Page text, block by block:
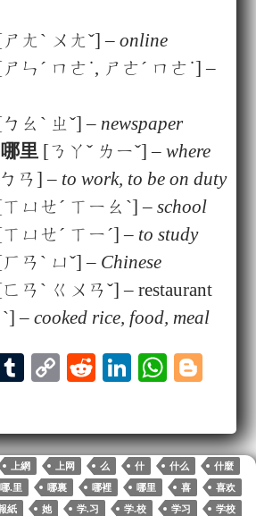
ㄤˋ ㄨㄤˇ] –online
ㄣˊ ㄇㄜ˙, ㄕㄜˊ ㄇㄜ˙] –
ㄠˋ ㄓˇ] –newspaper
里 [ㄋㄚˇ ㄌㄧˇ] –where
ㄢ] – to work, to be on duty
ㄩㄝˊ ㄒㄧㄠˋ] –school
ㄒㄩㄝˊ ㄒㄧˊ] – to study
ㄢˋ ㄩˇ] – Chinese
ㄢˋ ㄍㄨㄢˇ] – restaurant
– cooked rice, food, meal
E
T
m
bl
r
C
y
Li
nk
R
di
t
Li
ed
In
W
ts
A
pp
ge
r
上網 上网 么 什 什么
什麼
哪.里 哪裏 哪裡 哪里 喜
喜欢
紙 她 学.习 学.校 学习
学校